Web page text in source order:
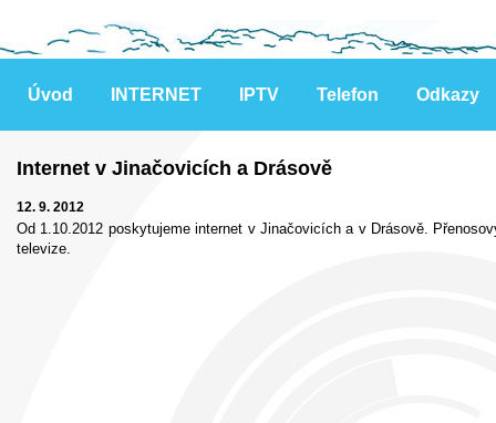
Úvod INTERNET IPTV Telefon Odkazy
Internet v Jinačovicích a Drásově
12. 9. 2012
Od 1.10.2012 poskytujeme internet v Jinačovicích a v Drásově.
televize.